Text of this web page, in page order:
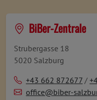
BiBer-Zentrale
Strubergasse 18
5020 Salzburg
+43 662 872677 /
office@biber-